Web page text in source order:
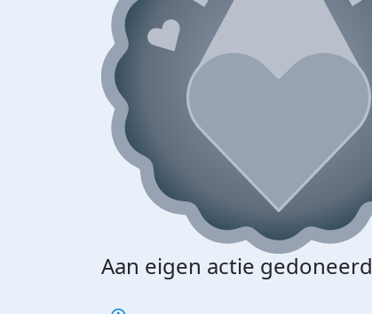
Aan eigen actie gedoneerd